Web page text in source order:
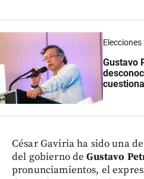
Gustavo
César Gaviria ha sido una
del gobierno deGustavo
pronunciamientos, el